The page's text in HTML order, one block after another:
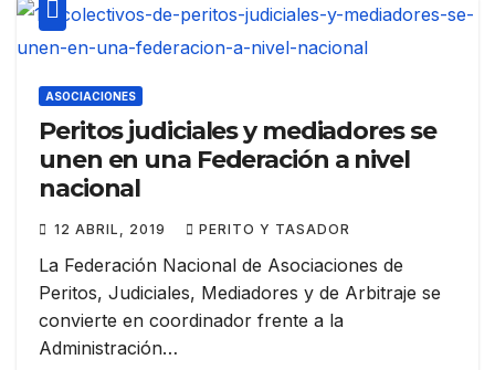
ASOCIACIONES
Peritos judiciales y mediadores se
unen en una Federación a nivel
nacional
12 ABRIL, 2019 PERITO Y TASADOR
La Federación Nacional de Asociaciones de
Peritos, Judiciales, Mediadores y de Arbitraje se
convierte en coordinador frente a la
Administración…